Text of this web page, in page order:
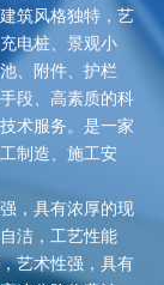
筑风格独特，艺
电桩、景观小
、附件、护栏
段、高素质的科
术服务。是一家
制造、施工安
，具有浓厚的现
洁，工艺性能
艺术性强，具有